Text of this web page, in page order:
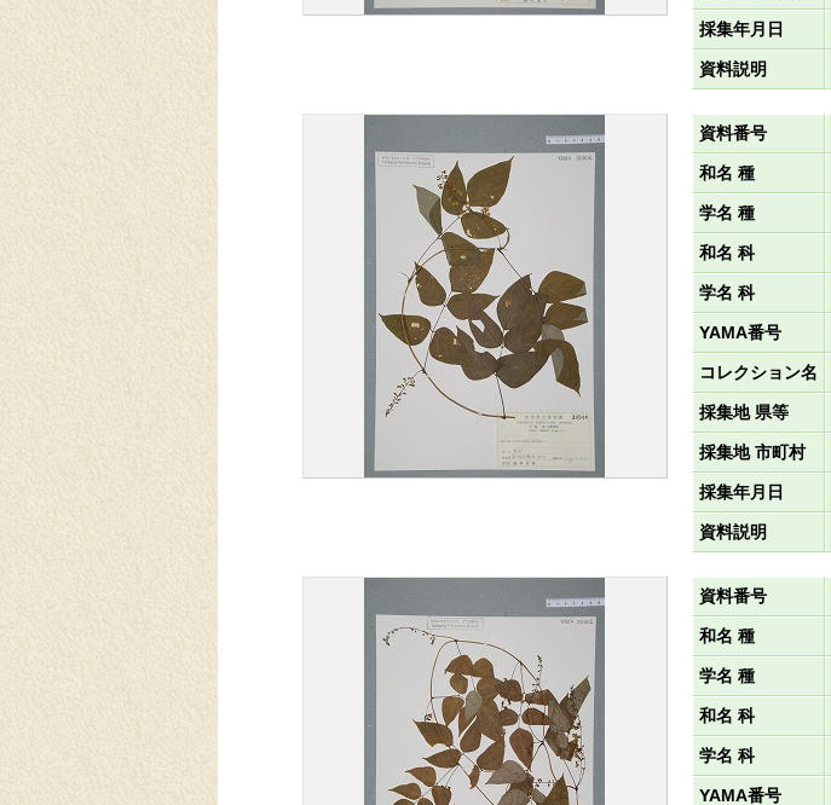
採集年月日
資料説明
資料番号
和名 種
学名 種
和名 科
学名 科
YAMA番号
コレクション名
採集地 県等
採集地 市町村
採集年月日
資料説明
資料番号
和名 種
学名 種
和名 科
学名 科
YAMA番号